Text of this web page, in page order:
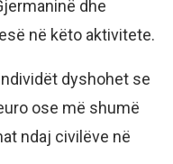
dhe
në këto aktivitete.
dyshohet se
ose më shumë
ndaj civilëve në